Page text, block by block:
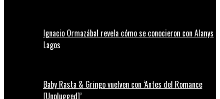
Ignacio Ormazábal revela cómo se conocieron con Alanys
Lagos
Baby Rasta & Gringo vuelven con ‘Antes del Romance
[Unplugged]’